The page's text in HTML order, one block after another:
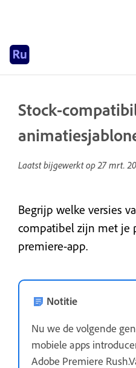
Stock-
Laatst bijgewerkt op27 mrt.
Begrijp welke versies
compatibel zijn met je
premiere-app.
Notitie
Nu we de volgende
mobiele apps
Adobe Premiere